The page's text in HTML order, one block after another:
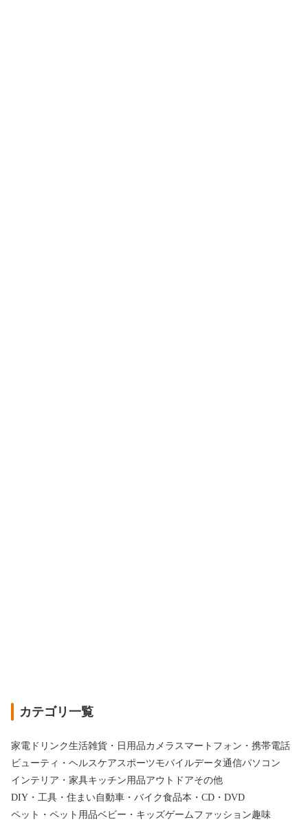
カテゴリ一覧
家電 ドリンク生活雑貨・日用品カメラ スマートフォン・携帯電話
ビューティ・ヘルスケア スポーツモバイルデータ通信パソコン
インテリア・家具キッチン用品アウトドアその他
DIY・工具・住まい自動車・バイク食品本・CD・DVD
ペット・ペット用品ベビー・キッズゲーム ファッション趣味